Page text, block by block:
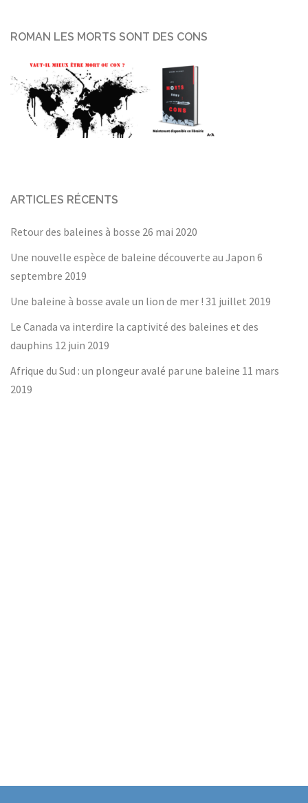
ROMAN LES MORTS SONT DES CONS
ARTICLES RÉCENTS
Retour des baleines à bosse 26 mai 2020
Une nouvelle espèce de baleine découverte au Japon 6
septembre 2019
Une baleine à bosse avale un lion de mer ! 31 juillet 2019
Le Canada va interdire la captivité des baleines et des
dauphins 12 juin 2019
Afrique du Sud : un plongeur avalé par une baleine 11 mars
2019